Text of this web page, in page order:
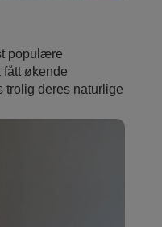
populære
fått økende
trolig deres naturlige